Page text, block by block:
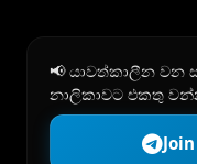
📢 යාවත්කාලීන වන
නාලිකාවට එකතු